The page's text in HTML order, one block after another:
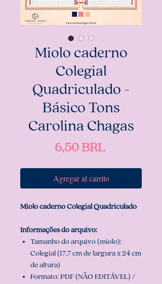
Miolo caderno
Colegial
Quadriculado -
Básico Tons
Carolina Chagas
6,50 BRLPrecio
Agregar al carrito
Miolo caderno Colegial Quadriculado
Informações do arquivo:
Tamanho do arquivo (miolo):
Colegial (17,7 cm de largura x 24 cm
de altura)
Formato: PDF (NÃO EDITÁVEL) /